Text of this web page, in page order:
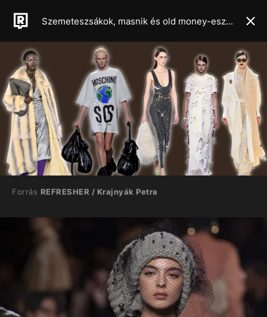
Szemeteszsákok, masnik és old money-esztétika – A milánói divathét legszebb kollekciói
Forrás REFRESHER / Krajnyák Petra